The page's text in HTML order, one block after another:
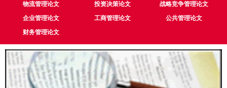
物流管理论文
投资决策论文
战略竞争管理论文
企业管理论文
工商管理论文
公共管理论文
财务管理论文